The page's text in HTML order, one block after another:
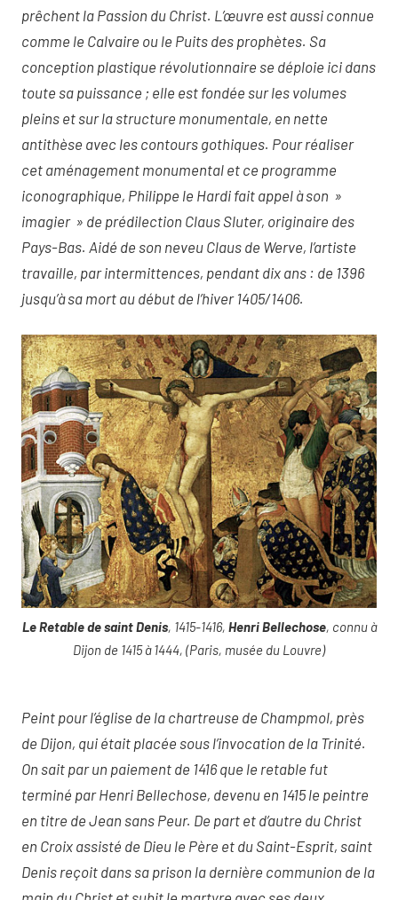
prêchent la Passion du Christ. L’œuvre est aussi connue
comme le Calvaire ou le Puits des prophètes. Sa
conception plastique révolutionnaire se déploie ici dans
toute sa puissance ; elle est fondée sur les volumes
pleins et sur la structure monumentale, en nette
antithèse avec les contours gothiques. Pour réaliser
cet aménagement monumental et ce programme
iconographique, Philippe le Hardi fait appel à son »
imagier » de prédilection Claus Sluter, originaire des
Pays-Bas. Aidé de son neveu Claus de Werve, l’artiste
travaille, par intermittences, pendant dix ans : de 1396
jusqu’à sa mort au début de l’hiver 1405/1406.
Le Retable de saint Denis, 1415-1416, Henri Bellechose, connu à
Dijon de 1415 à 1444, (Paris, musée du Louvre)
Peint pour l’église de la chartreuse de Champmol, près
de Dijon, qui était placée sous l’invocation de la Trinité.
On sait par un paiement de 1416 que le retable fut
terminé par Henri Bellechose, devenu en 1415 le peintre
en titre de Jean sans Peur. De part et d’autre du Christ
en Croix assisté de Dieu le Père et du Saint-Esprit, saint
Denis reçoit dans sa prison la dernière communion de la